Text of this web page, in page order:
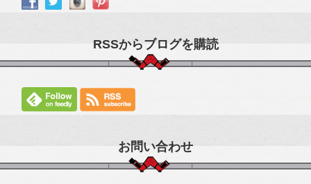
RSSからブログを購読
お問い合わせ